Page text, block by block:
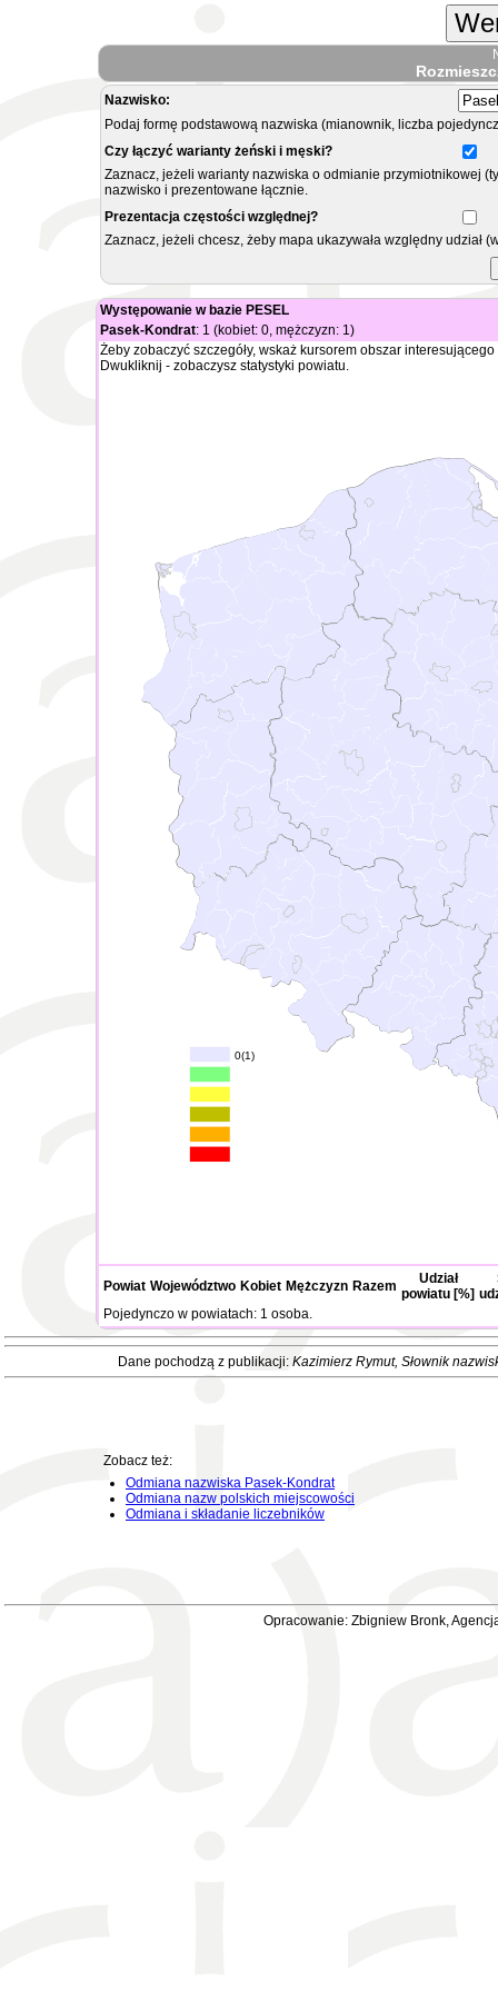
Nazwisko:
Podaj formę podstawową nazwiska (mianownik, liczba
Czy łączyć warianty żeński i męski?
Zaznacz, jeżeli warianty nazwiska o odmianie przymiotnikowej
nazwisko i prezentowane łącznie.
Prezentacja częstości względnej?
Zaznacz, jeżeli chcesz, żeby mapa ukazywała względny
Występowanie w bazie PESEL
Pasek-Kondrat: 1 (kobiet: 0, mężczyzn: 1)
Żeby zobaczyć szczegóły, wskaż kursorem obszar
Dwukliknij - zobaczysz statystyki powiatu.
0(1)
Powiat Województwo Kobiet Mężczyzn Razem
Udział
powiatu [%]
Pojedynczo w powiatach: 1 osoba.
Dane pochodzą z publikacji: Kazimierz Rymut, Słownik
Zobacz też:
Odmiana nazwiska Pasek-Kondrat
Odmiana nazw polskich miejscowości
Odmiana i składanie liczebników
Opracowanie: Zbigniew Bronk,